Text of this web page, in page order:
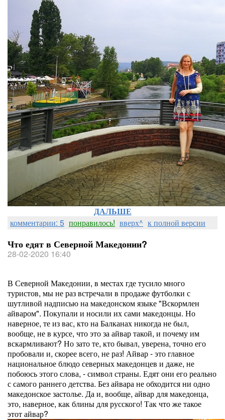
ДАЛЬШЕ
комментарии: 5 понравилось! вверх^ к полной версии
Что едят в Северной Македонии?
28-02-2020 16:40
В Северной Македонии, в местах где тусило много
туристов, мы не раз встречали в продаже футболки с
шутливой надписью на македонском языке "Вскормлен
айваром". Покупали и носили их сами македонцы. Но
наверное, те из вас, кто на Балканах никогда не был,
вообще, не в курсе, что это за айвар такой, и почему им
вскармливают? Но зато те, кто бывал, уверена, точно его
пробовали и, скорее всего, не раз! Айвар - это главное
национальное блюдо северных македонцев и даже, не
побоюсь этого слова, - символ страны. Едят они его реально
с самого раннего детства. Без айвара не обходится ни одно
македонское застолье. Да и, вообще, айвар для македонца,
это, наверное, как блины для русского! Так что же такое
этот айвар?